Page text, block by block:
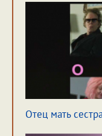
Отец мать